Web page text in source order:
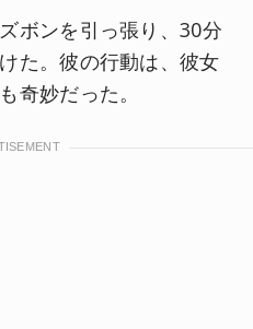
ボンを引っ張り、30分
た。彼の行動は、彼女
奇妙だった。